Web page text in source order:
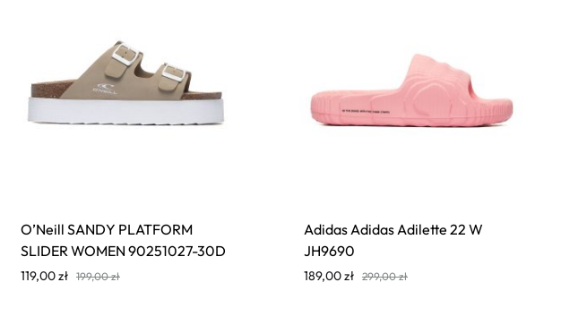
O’Neill SANDY PLATFORM
SLIDER WOMEN 90251027-30D
119,00zł 199,00zł
Adidas Adidas Adilette 22 W
JH9690
189,00zł 299,00zł